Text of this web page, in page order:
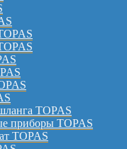
TOPAS
приборы TOPAS
TOPAS